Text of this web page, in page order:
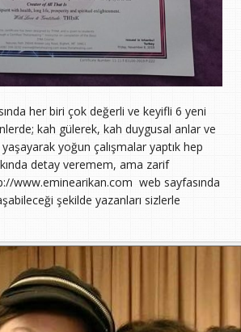
her biri çok değerli ve keyifli 6 yeni
kah gülerek, kah duygusal anlar ve
yaşayarak yoğun çalışmalar yaptık hep
detay veremem, ama zarif
www.eminearikan.com web sayfasında
şekilde yazanları sizlerle